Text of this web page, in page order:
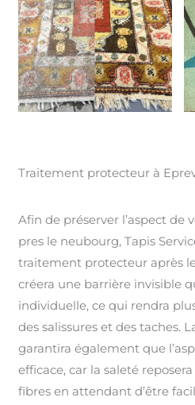
Traitement protecteur à
Afin de préserver l’aspect de
pres le neubourg, Tapis
traitement protecteur après
créera une barrière invisible
individuelle, ce qui rendra
des salissures et des taches.
garantira également que
efficace, car la saleté
fibres en attendant d’être